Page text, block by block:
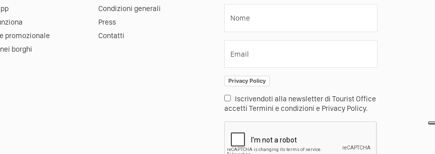
promozionale
borghi
Condizioni generali
Press
Contatti
Nome
Email
Privacy Policy
Iscrivendoti alla newsletter di Tourist Office
accetti Termini e condizioni e Privacy Policy.